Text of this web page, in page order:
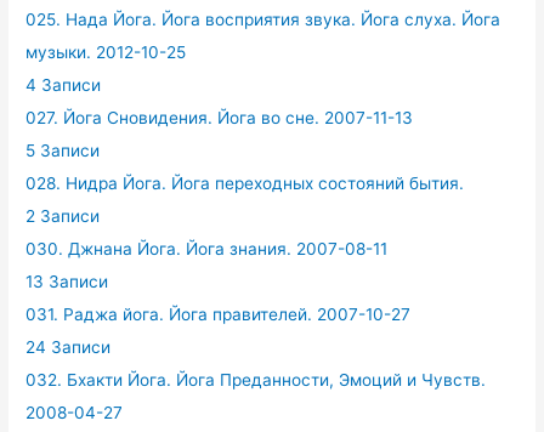
025. Нада Йога. Йога восприятия звука. Йога слуха. Йога
музыки. 2012-10-25
4 Записи
027. Йога Сновидения. Йога во сне. 2007-11-13
5 Записи
028. Нидра Йога. Йога переходных состояний бытия.
2 Записи
030. Джнана Йога. Йога знания. 2007-08-11
13 Записи
031. Раджа йога. Йога правителей. 2007-10-27
24 Записи
032. Бхакти Йога. Йога Преданности, Эмоций и Чувств.
2008-04-27